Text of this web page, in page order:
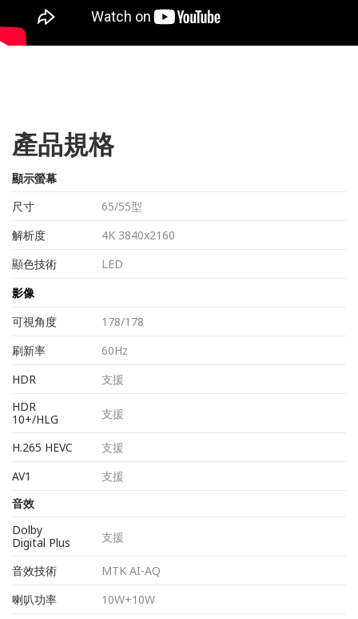
產品規格
顯示螢幕
尺寸
65/55型
解析度
4K 3840x2160
顯色技術
LED
影像
可視角度
178/178
刷新率
60Hz
HDR
支援
HDR
10+/HLG
支援
H.265 HEVC
支援
AV1
支援
音效
Dolby
Digital Plus
支援
音效技術
MTK AI-AQ
喇叭功率
10W+10W